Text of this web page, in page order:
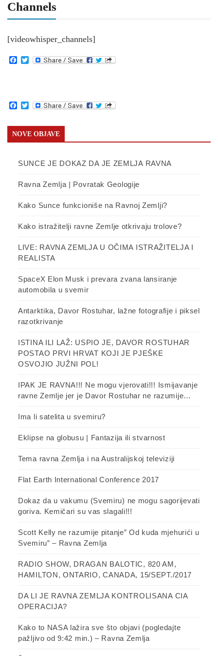
Channels
[videowhisper_channels]
Facebook
Twitter
Facebook
Twitter
NOVE OBJAVE
SUNCE JE DOKAZ DA JE ZEMLJA RAVNA
Ravna Zemlja | Povratak Geologije
Kako Sunce funkcioniše na Ravnoj Zemlji?
Kako istražitelji ravne Zemlje otkrivaju trolove?
LIVE: RAVNA ZEMLJA U OČIMA ISTRAŽITELJA I
REALISTA
SpaceX Elon Musk i prevara zvana lansiranje
automobila u svemir
Antarktika, Davor Rostuhar, lažne fotografije i piksel
razotkrivanje
ISTINA ILI LAŽ: USPIO JE, DAVOR ROSTUHAR
POSTAO PRVI HRVAT KOJI JE PJEŠKE
OSVOJIO JUŽNI POL!
IPAK JE RAVNA!!! Ne mogu vjerovati!!! Ismijavanje
ravne Zemlje jer je Davor Rostuhar ne razumije…
Ima li satelita u svemiru?
Eklipse na globusu | Fantazija ili stvarnost
Tema ravna Zemlja i na Australijskoj televiziji
Flat Earth International Conference 2017
Dokaz da u vakumu (Svemiru) ne mogu sagorijevati
goriva. Kemičari su vas slagali!!!
Scott Kelly ne razumije pitanje” Od kuda mjehurići u
Svemiru” – Ravna Zemlja
RADIO SHOW, DRAGAN BALOTIC, 820 AM,
HAMILTON, ONTARIO, CANADA, 15/SEPT./2017
DA LI JE RAVNA ZEMLJA KONTROLISANA CIA
OPERACIJA?
Kako to NASA lažira sve što objavi (pogledajte
pažljivo od 9:42 min.) – Ravna Zemlja